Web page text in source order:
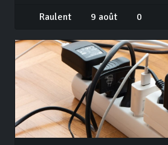
Raulent 9 août 0